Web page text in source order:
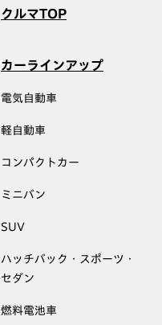
クルマTOP
カーラインアップ
電気自動車
軽自動車
コンパクトカー
ミニバン
SUV
ハッチバック・スポーツ・
セダン
燃料電池車